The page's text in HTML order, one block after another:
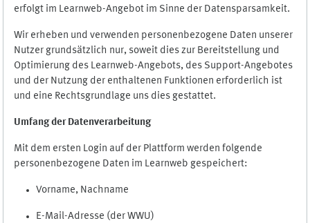
erfolgt im Learnweb-Angebot im Sinne der Datensparsamkeit.
Wir erheben und verwenden personenbezogene Daten unserer
Nutzer grundsätzlich nur, soweit dies zur Bereitstellung und
Optimierung des Learnweb-Angebots, des Support-Angebotes
und der Nutzung der enthaltenen Funktionen erforderlich ist
und eine Rechtsgrundlage uns dies gestattet.
Umfang der Datenverarbeitung
Mit dem ersten Login auf der Plattform werden folgende
personenbezogene Daten im Learnweb gespeichert:
Vorname, Nachname
E-Mail-Adresse (der WWU)